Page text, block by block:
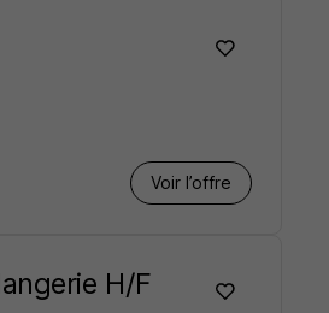
Voir l’offre
H/F